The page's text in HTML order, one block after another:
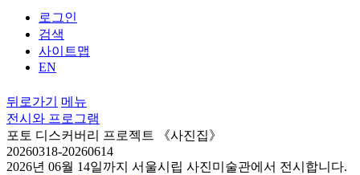
로그인
검색
사이트맵
EN
뒤로가기
메뉴
전시와 프로그램
포토 디스커버리 프로젝트 《사진집》
20260318-20260614
2026년 06월 14일까지 서울시립 사진미술관에서 전시합니다.